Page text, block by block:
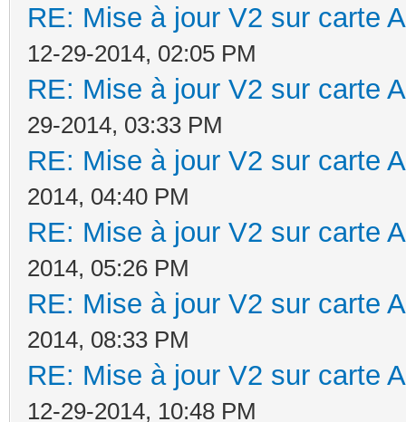
RE: Mise à jour V2 sur carte
12-29-2014, 02:05 PM
RE: Mise à jour V2 sur carte
29-2014, 03:33 PM
RE: Mise à jour V2 sur carte
2014, 04:40 PM
RE: Mise à jour V2 sur carte
2014, 05:26 PM
RE: Mise à jour V2 sur carte
2014, 08:33 PM
RE: Mise à jour V2 sur carte
12-29-2014, 10:48 PM